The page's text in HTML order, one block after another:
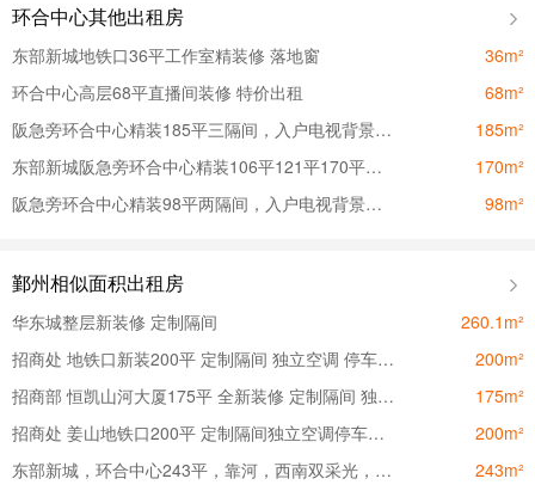
环合中心其他出租房
东部新城地铁口36平工作室精装修 落地窗
36m²
环合中心高层68平直播间装修 特价出租
68m²
阪急旁环合中心精装185平三隔间，入户电视背景墙，双地铁直达
185m²
东部新城阪急旁环合中心精装106平121平170平办公室出租
170m²
阪急旁环合中心精装98平两隔间，入户电视背景墙，双地铁直达
98m²
鄞州相似面积出租房
华东城整层新装修 定制隔间
260.1m²
招商处 地铁口新装200平 定制隔间 独立空调 停车方便
200m²
招商部 恒凯山河大厦175平 全新装修 定制隔间 独立空调
175m²
招商处 姜山地铁口200平 定制隔间独立空调停车方便双面采光
200m²
东部新城，环合中心243平，靠河，西南双采光，双地铁直达
243m²